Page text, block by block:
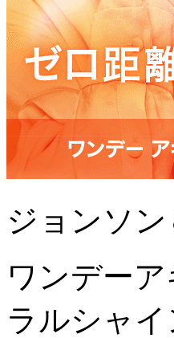
ジョンソ
ワンデー
ラルシャイ